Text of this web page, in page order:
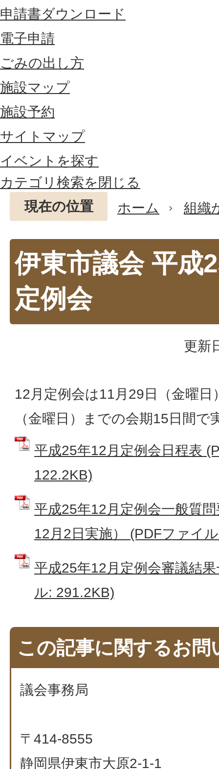
申請書ダウンロード
電子申請
ごみの出し方
施設マップ
施設予約
サイトマップ
イベントを探す
カテゴリ検索を閉じる
現在の位置
ホーム 組織
伊東市議会 平成
定例会
更新
12月定例会は11月29日（金曜日
（金曜日）までの会期15日間で
平成25年12月定例会日程表
122.2KB)
平成25年12月定例会一般質
12月2日実施） (PDFファイ
平成25年12月定例会審議結
ル: 291.2KB)
この記事に関するお問
議会事務局
〒414-8555
静岡県伊東市大原2-1-1